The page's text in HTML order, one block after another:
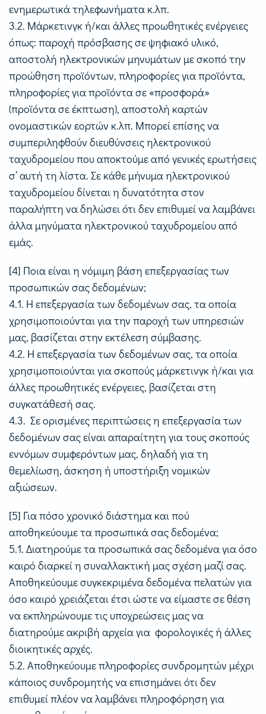
ενημερωτικά τηλεφωνήματα κ.λπ.
3.2. Μάρκετινγκ ή/και άλλες προωθητικές ενέργειες
όπως: παροχή πρόσβασης σε ψηφιακό υλικό,
αποστολή ηλεκτρονικών μηνυμάτων με σκοπό την
προώθηση προϊόντων, πληροφορίες για προϊόντα,
πληροφορίες για προϊόντα σε «προσφορά»
(προϊόντα σε έκπτωση), αποστολή καρτών
ονομαστικών εορτών κ.λπ. Μπορεί επίσης να
συμπεριληφθούν διευθύνσεις ηλεκτρονικού
ταχυδρομείου που αποκτούμε από γενικές ερωτήσεις
σ’ αυτή τη λίστα. Σε κάθε μήνυμα ηλεκτρονικού
ταχυδρομείου δίνεται η δυνατότητα στον
παραλήπτη να δηλώσει ότι δεν επιθυμεί να λαμβάνει
άλλα μηνύματα ηλεκτρονικού ταχυδρομείου από
εμάς.
[4] Ποια είναι η νόμιμη βάση επεξεργασίας των
προσωπικών σας δεδομένων;
4.1. H επεξεργασία των δεδομένων σας, τα οποία
χρησιμοποιούνται για την παροχή των υπηρεσιών
μας, βασίζεται στην εκτέλεση σύμβασης.
4.2. H επεξεργασία των δεδομένων σας, τα οποία
χρησιμοποιούνται για σκοπούς μάρκετινγκ ή/και για
άλλες προωθητικές ενέργειες, βασίζεται στη
συγκατάθεσή σας.
4.3. Σε ορισμένες περιπτώσεις η επεξεργασία των
δεδομένων σας είναι απαραίτητη για τους σκοπούς
εννόμων συμφερόντων μας, δηλαδή για τη
θεμελίωση, άσκηση ή υποστήριξη νομικών
αξιώσεων.
[5] Για πόσο χρονικό διάστημα και πού
αποθηκεύουμε τα προσωπικά σας δεδομένα;
5.1. Διατηρούμε τα προσωπικά σας δεδομένα για όσο
καιρό διαρκεί η συναλλακτική μας σχέση μαζί σας.
Αποθηκεύουμε συγκεκριμένα δεδομένα πελατών για
όσο καιρό χρειάζεται έτσι ώστε να είμαστε σε θέση
να εκπληρώνουμε τις υποχρεώσεις μας να
διατηρούμε ακριβή αρχεία για φορολογικές ή άλλες
διοικητικές αρχές.
5.2. Αποθηκεύουμε πληροφορίες συνδρομητών μέχρι
κάποιος συνδρομητής να επισημάνει ότι δεν
επιθυμεί πλέον να λαμβάνει πληροφόρηση για